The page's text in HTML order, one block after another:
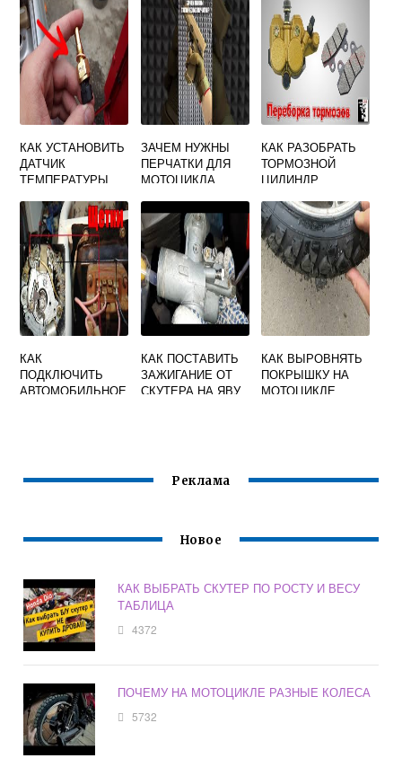
КАК УСТАНОВИТЬ
ДАТЧИК
ТЕМПЕРАТУРЫ
ЗАЧЕМ НУЖНЫ
ПЕРЧАТКИ ДЛЯ
МОТОЦИКЛА
КАК РАЗОБРАТЬ
ТОРМОЗНОЙ
ЦИЛИНДР
КАК
ПОДКЛЮЧИТЬ
АВТОМОБИЛЬНОЕ
КАК ПОСТАВИТЬ
ЗАЖИГАНИЕ ОТ
СКУТЕРА НА ЯВУ
КАК ВЫРОВНЯТЬ
ПОКРЫШКУ НА
МОТОЦИКЛЕ
Реклама
Новое
КАК ВЫБРАТЬ СКУТЕР ПО РОСТУ И ВЕСУ
ТАБЛИЦА
4372
ПОЧЕМУ НА МОТОЦИКЛЕ РАЗНЫЕ КОЛЕСА
5732